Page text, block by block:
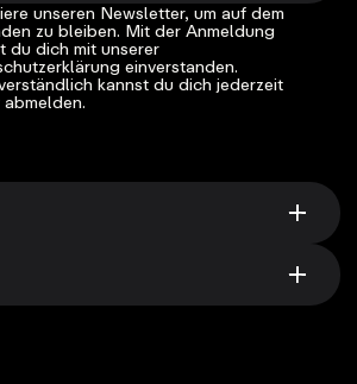
unseren Newsletter, um auf dem
zu bleiben. Mit der Anmeldung
du dich mit unserer
einverstanden.
kannst du dich jederzeit